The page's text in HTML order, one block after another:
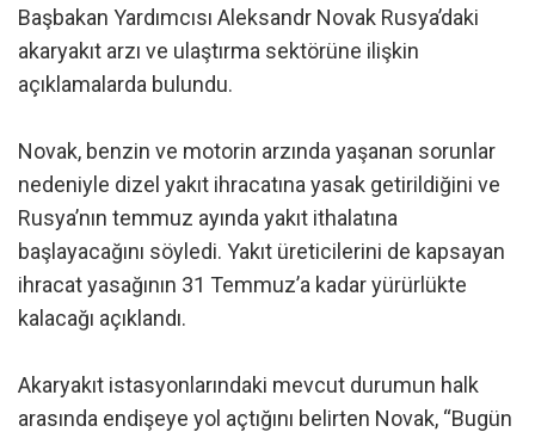
Başbakan Yardımcısı Aleksandr Novak Rusya’daki
akaryakıt arzı ve ulaştırma sektörüne ilişkin
açıklamalarda bulundu.
Novak, benzin ve motorin arzında yaşanan sorunlar
nedeniyle dizel yakıt ihracatına yasak getirildiğini ve
Rusya’nın temmuz ayında yakıt ithalatına
başlayacağını söyledi. Yakıt üreticilerini de kapsayan
ihracat yasağının 31 Temmuz’a kadar yürürlükte
kalacağı açıklandı.
Akaryakıt istasyonlarındaki mevcut durumun halk
arasında endişeye yol açtığını belirten Novak, “Bugün